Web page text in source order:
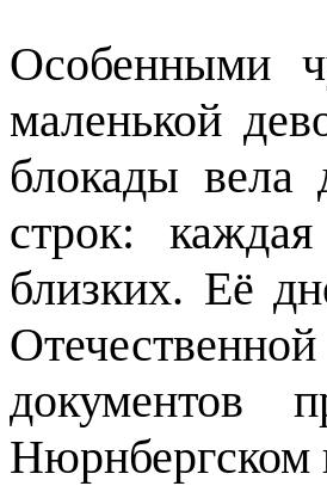
Особенными
маленькой
блокады вела
строк:
близких. Её
документов
Нюрнбергском